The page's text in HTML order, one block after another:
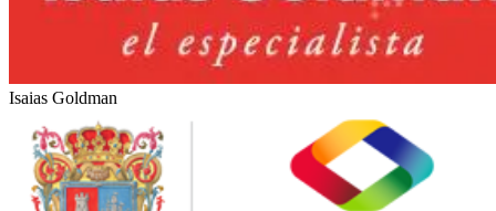
Isaias Goldman